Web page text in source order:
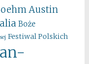
Austin
Boże
Festiwal Polskich